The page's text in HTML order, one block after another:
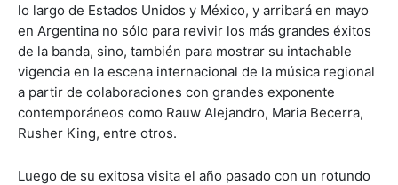
lo largo de Estados Unidos y México, y arribará en mayo
en Argentina no sólo para revivir los más grandes éxitos
de la banda, sino, también para mostrar su intachable
vigencia en la escena internacional de la música regional
a partir de colaboraciones con grandes exponente
contemporáneos como Rauw Alejandro, Maria Becerra,
Rusher King, entre otros.
Luego de su exitosa visita el año pasado con un rotundo